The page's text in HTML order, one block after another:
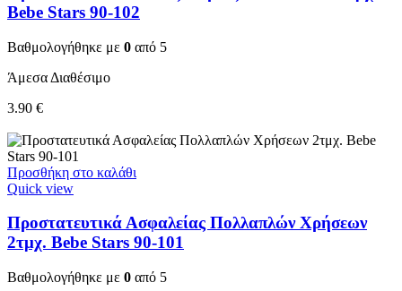
Bebe Stars 90-102
Βαθμολογήθηκε με 0 από 5
Άμεσα Διαθέσιμο
3.90 €
Προσθήκη στο καλάθι
Quick view
Προστατευτικά Ασφαλείας Πολλαπλών Χρήσεων
2τμχ. Bebe Stars 90-101
Βαθμολογήθηκε με 0 από 5